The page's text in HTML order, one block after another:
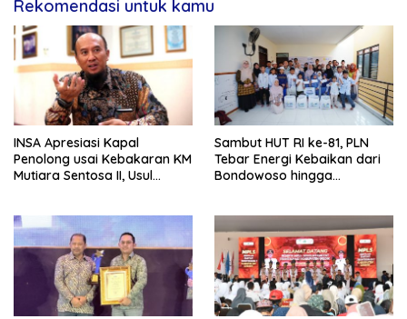
Rekomendasi untuk kamu
INSA Apresiasi Kapal
Penolong usai Kebakaran KM
Mutiara Sentosa II, Usul
Sambut HUT RI ke-81, PLN
Tebar Energi Kebaikan dari
Bondowoso hingga